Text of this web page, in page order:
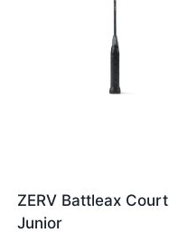
ZERV Battleax Court
Junior